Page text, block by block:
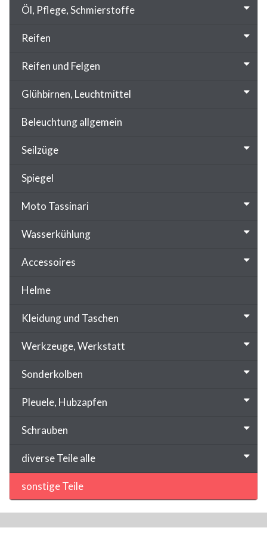
Öl, Pflege, Schmierstoffe
Reifen
Reifen und Felgen
Glühbirnen, Leuchtmittel
Beleuchtung allgemein
Seilzüge
Spiegel
Moto Tassinari
Wasserkühlung
Accessoires
Helme
Kleidung und Taschen
Werkzeuge, Werkstatt
Sonderkolben
Pleuele, Hubzapfen
Schrauben
diverse Teile alle
sonstige Teile